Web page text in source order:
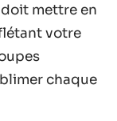
mettre en
votre
chaque